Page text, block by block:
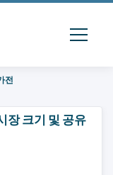
전
장 크기 및 공유